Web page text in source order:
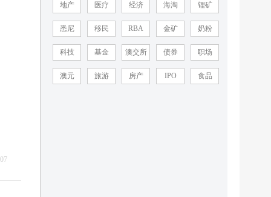
地产 医疗 经济 海淘 锂矿
悉尼 移民 RBA 金矿 奶粉
科技 基金 澳交所 债券 职场
澳元 旅游 房产 IPO 食品